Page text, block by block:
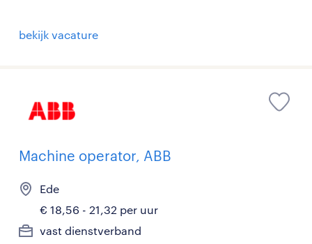
bekijk vacature
Machine operator, ABB
Ede
€ 18,56 - 21,32 per uur
vast dienstverband